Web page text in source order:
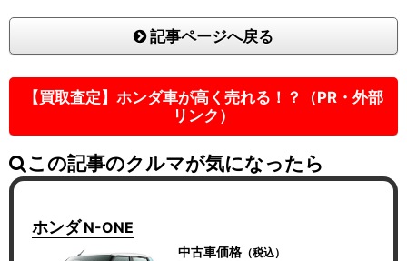
記事ページへ戻る
【買取査定】ホンダ車が高く売れる！？（PR・外部
リンク）
この記事のクルマが気になったら
ホンダ N-ONE
中古車価格（税込）